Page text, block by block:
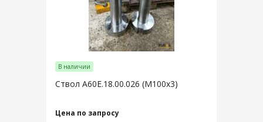
В наличии
Ствол А60Е.18.00.026 (М100х3)
Цена по запросу